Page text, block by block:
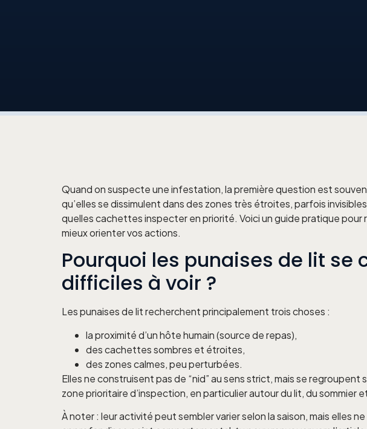
Quand on suspecte une infestation, la première question est
qu’elles se dissimulent dans des zones très étroites, parfois
quelles cachettes inspecter en priorité. Voici un guide pratique
mieux orienter vos actions.
Pourquoi les punaises de lit
difficiles à voir ?
Les punaises de lit recherchent principalement trois choses :
la proximité d’un hôte humain (source de repas),
des cachettes sombres et étroites,
des zones calmes, peu perturbées.
Elles ne construisent pas de “nid” au sens strict, mais se
zone prioritaire d’inspection, en particulier autour du lit, du
À noter : leur activité peut sembler varier selon la saison, mais elles